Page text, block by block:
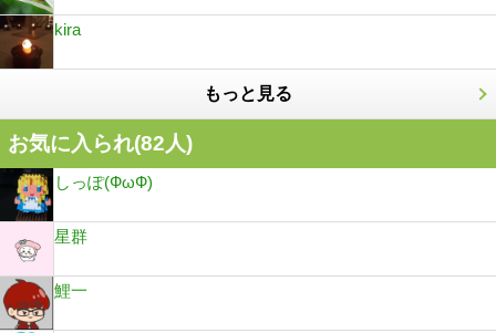
kira
もっと見る
お気に入られ(82人)
しっぽ(ФωФ)
星群
鯉一